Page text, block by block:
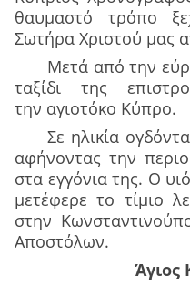
θαυμαστό τρόπο
Σωτήρα Χριστού μας
Μετά από την
ταξίδι της
την αγιοτόκο Κύπρο.
Σε ηλικία
αφήνοντας την
στα εγγόνιατης. Ο
μετέφερε το τίμιο λε
στην
Αποστόλων.
Άγιος